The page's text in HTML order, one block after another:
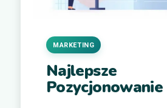
Najlepsze
MARKETING